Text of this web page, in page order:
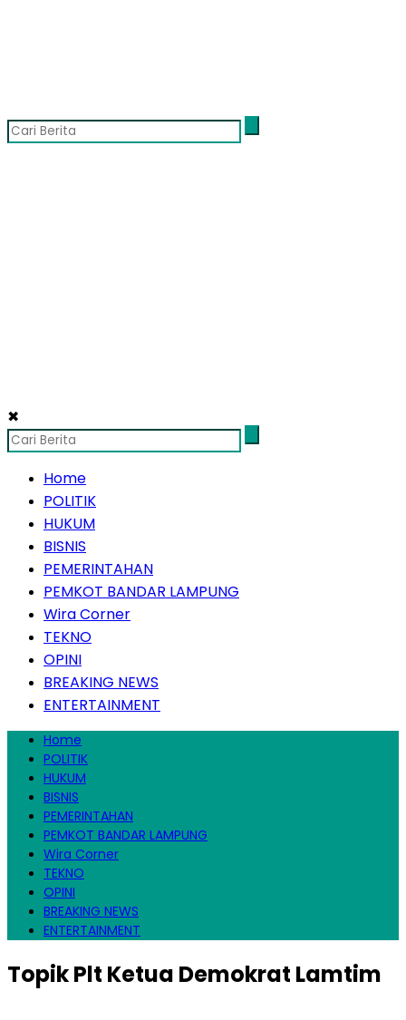
✖
Home
POLITIK
HUKUM
BISNIS
PEMERINTAHAN
PEMKOT BANDAR LAMPUNG
Wira Corner
TEKNO
OPINI
BREAKING NEWS
ENTERTAINMENT
Home
POLITIK
HUKUM
BISNIS
PEMERINTAHAN
PEMKOT BANDAR LAMPUNG
Wira Corner
TEKNO
OPINI
BREAKING NEWS
ENTERTAINMENT
TopikPlt Ketua Demokrat Lamtim